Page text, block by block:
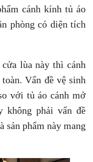
cánh kính tủ áo
phòng có diện tích
lùa này thì cánh
Vấn đề vệ sinh
với tủ áo cánh mở
không phải vấn đề
sản phẩm này mang